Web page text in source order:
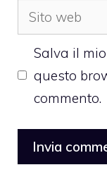
Sito
web
Salva il
questo
commento.